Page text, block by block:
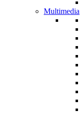
Multimedia